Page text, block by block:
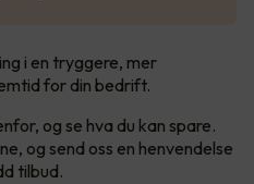
i en tryggere, mer
for din bedrift.
og se hva du kan spare.
og send oss en henvendelse
tilbud.